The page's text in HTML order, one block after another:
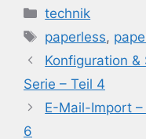
Kategorien
technik
Schlagwörter
paperless,
Konfiguration
Serie – Teil 4
E-Mail-Import –
6